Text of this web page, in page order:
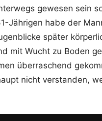
gewesen sein
Jährigen habe der
später
mit Wucht zu Boden
überraschend
nicht verstanden,